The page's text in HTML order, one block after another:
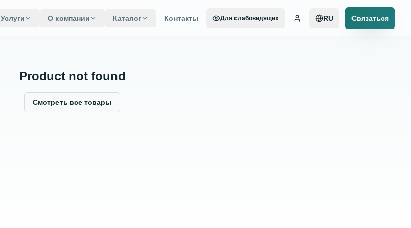
Услуги О компании Каталог Контакты Для слабовидящих RU Связаться
Product not found
Смотреть все товары